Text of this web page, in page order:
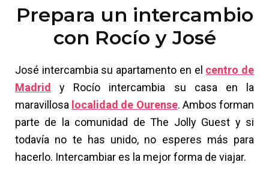
Prepara un intercambio
con Rocío y José
José intercambia su apartamento en el centro de
Madrid
y Rocío intercambia su casa en la
maravillosa localidad de Ourense. Ambos forman
parte de la comunidad de The Jolly Guest y si
todavía no te has unido, no esperes más para
hacerlo. Intercambiar es la mejor forma de viajar.